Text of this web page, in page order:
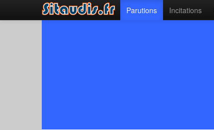
Parutions Incitations